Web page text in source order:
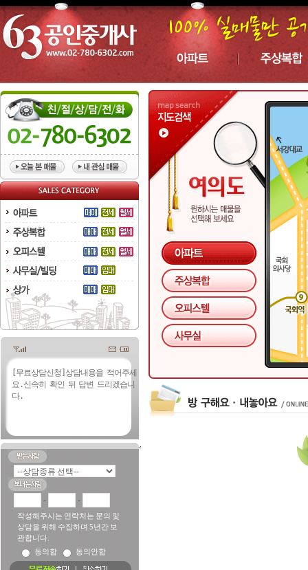
- -
작성해주시는 연락처는 문의 및
상담을 위해 수집하며 5년간 보
관합니다.
동의함
동의안함